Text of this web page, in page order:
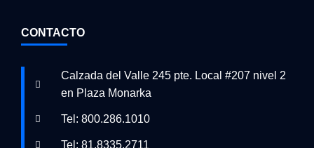
CONTACTO
Calzada del Valle 245 pte. Local #207 nivel 2
en Plaza Monarka
Tel: 800.286.1010
Tel: 81.8335.2711